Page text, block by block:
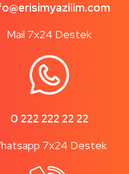
Mail 7x24 Destek
0 222 222 22 22
7x24 Destek